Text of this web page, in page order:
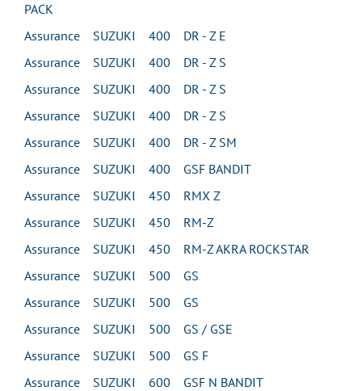
PACK
Assurance SUZUKI 400 DR - Z E
Assurance SUZUKI 400 DR - Z S
Assurance SUZUKI 400 DR - Z S
Assurance SUZUKI 400 DR - Z S
Assurance SUZUKI 400 DR - Z SM
Assurance SUZUKI 400 GSF BANDIT
Assurance SUZUKI 450 RMX Z
Assurance SUZUKI 450 RM-Z
Assurance SUZUKI 450 RM-Z AKRA ROCKSTAR
Assurance SUZUKI 500 GS
Assurance SUZUKI 500 GS
Assurance SUZUKI 500 GS / GSE
Assurance SUZUKI 500 GS F
Assurance SUZUKI 600 GSF N BANDIT